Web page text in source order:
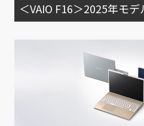
＜VAIO F16＞2025年モデ